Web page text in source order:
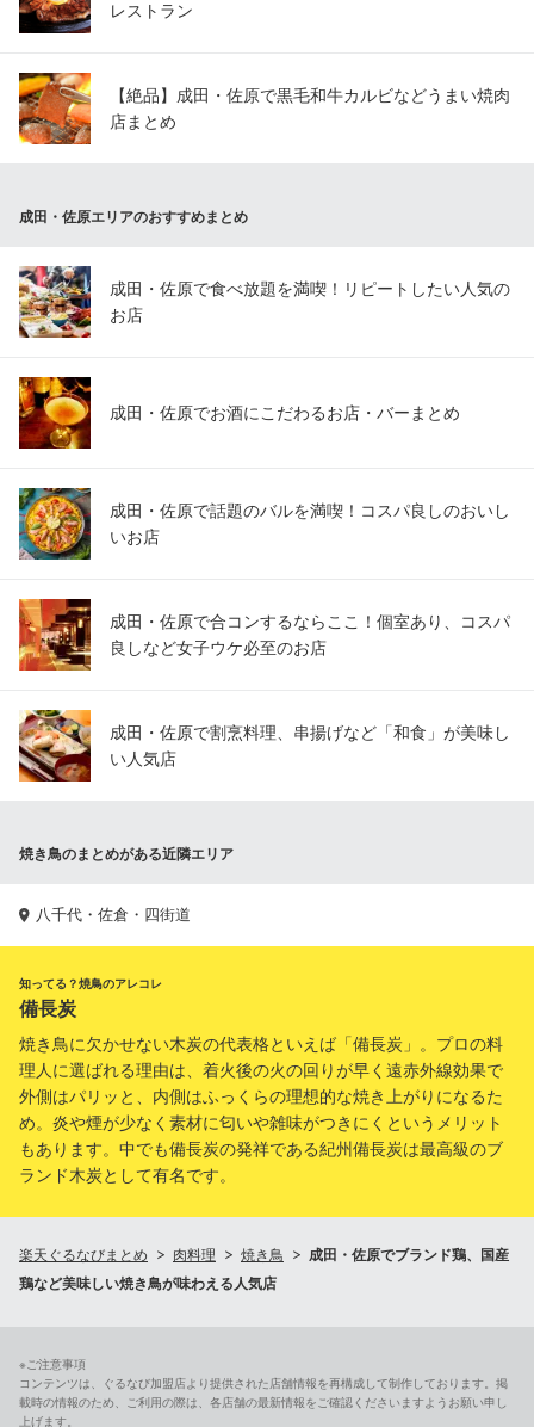
レストラン
【絶品】成田・佐原で黒毛和牛カルビなどうまい焼肉
店まとめ
成田・佐原エリアのおすすめまとめ
成田・佐原で食べ放題を満喫！リピートしたい人気の
お店
成田・佐原でお酒にこだわるお店・バーまとめ
成田・佐原で話題のバルを満喫！コスパ良しのおいし
いお店
成田・佐原で合コンするならここ！個室あり、コスパ
良しなど女子ウケ必至のお店
成田・佐原で割烹料理、串揚げなど「和食」が美味し
い人気店
焼き鳥のまとめがある近隣エリア
八千代・佐倉・四街道
知ってる？焼鳥のアレコレ
備長炭
焼き鳥に欠かせない木炭の代表格といえば「備長炭」。プロの料
理人に選ばれる理由は、着火後の火の回りが早く遠赤外線効果で
外側はパリッと、内側はふっくらの理想的な焼き上がりになるた
め。炎や煙が少なく素材に匂いや雑味がつきにくというメリット
もあります。中でも備長炭の発祥である紀州備長炭は最高級のブ
ランド木炭として有名です。
楽天ぐるなびまとめ 肉料理 焼き鳥
成田・佐原でブランド鶏、国産
鶏など美味しい焼き鳥が味わえる人気店
※ご注意事項
コンテンツは、ぐるなび加盟店より提供された店舗情報を再構成して制作しております。掲
載時の情報のため、ご利用の際は、各店舗の最新情報をご確認くださいますようお願い申し
上げます。